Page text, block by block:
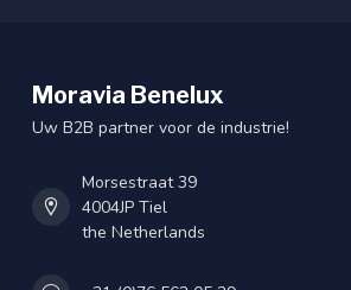
Moravia Benelux
Uw B2B partner voor de industrie!
Morsestraat 39
4004JP Tiel
the Netherlands